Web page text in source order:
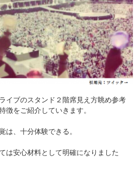
イブのスタンド２階席見え方眺め参考
徴をご紹介していきます。
は、十分体験できる。
は安心材料として明確になりました